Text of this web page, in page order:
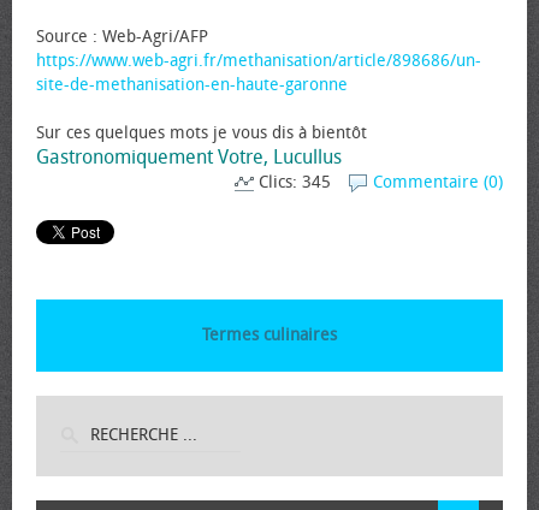
Source : Web-Agri/AFP
https://www.web-agri.fr/methanisation/article/898686/un-
site-de-methanisation-en-haute-garonne
Sur ces quelques mots je vous dis à bientôt
Gastronomiquement Votre, Lucullus
Commentaire (0)
Clics: 345
Termes culinaires